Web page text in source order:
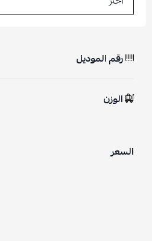
رقم الموديل
الوزن
السعر